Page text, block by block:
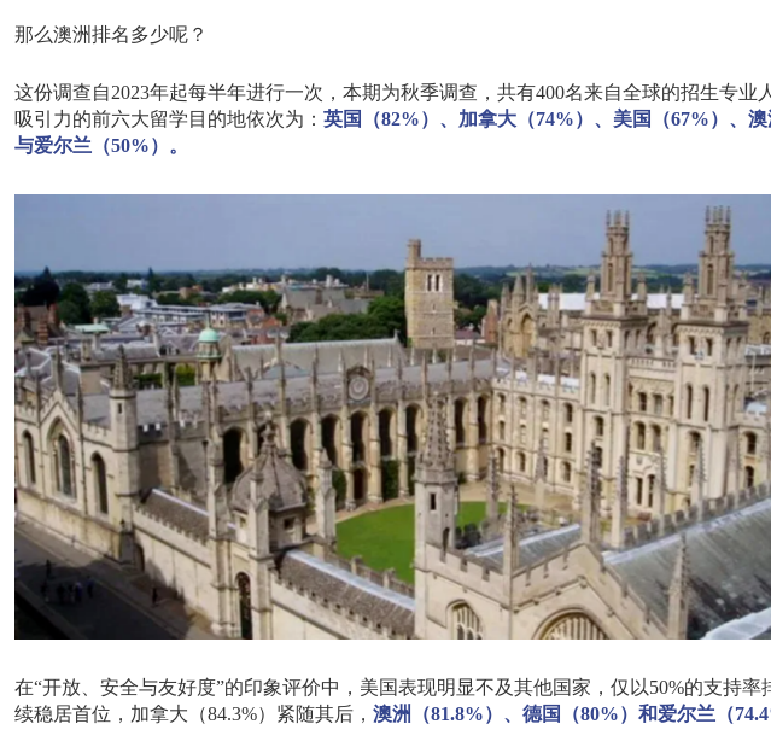
那么澳洲排名多少呢？
这份调查自2023年起每半年进行一次，本期为秋季调查，共有400名来自全球的招生专业
吸引力的前六大留学目的地依次为： 英国（82%）、加拿大（74%）、美国（67%）、
与爱尔兰（50%）。
在“开放、安全与友好度”的印象评价中，美国表现明显不及其他国家，仅以50%的支持率
续稳居首位，加拿大（84.3%）紧随其后， 澳洲（81.8%）、德国（80%）和爱尔兰（